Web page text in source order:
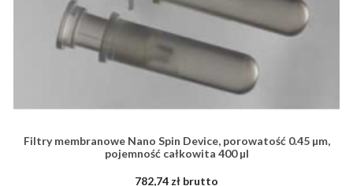
Filtry membranowe Nano Spin Device, porowatość 0.45 µm,
pojemność całkowita 400 µl
782,74 zł brutto